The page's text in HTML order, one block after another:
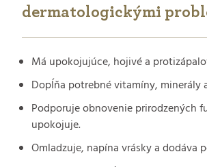
dermatologickými
Má upokojujúce, hojivé a
Dopĺňa potrebné vitamíny, minerály
Podporuje obnovenie prirodzených
upokojuje.
Omladzuje, napína vrásky a dodáva